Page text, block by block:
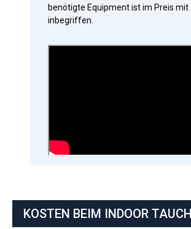
benötigte Equipment ist im Preis mit
inbegriffen.
KOSTEN BEIM INDOOR